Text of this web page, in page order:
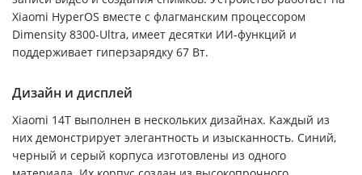
Xiaomi HyperOS вместе с флагманским процессором
Dimensity 8300-Ultra, имеет десятки ИИ-функций и
поддерживает гиперзарядку 67 Вт.
Дизайн и дисплей
Xiaomi 14T выполнен в нескольких дизайнах. Каждый из
них демонстрирует элегантность и изысканность. Синий,
черный и серый корпуса изготовлены из одного